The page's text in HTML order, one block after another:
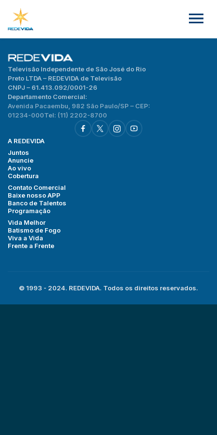
Televisão Independente de São José do Rio
Preto LTDA – REDEVIDA de Televisão
CNPJ – 61.413.092/0001-26
Departamento Comercial:
Avenida Pacaembu, 982 São Paulo/SP – CEP:
01234-000Tel: (11) 2202-8700
A REDEVIDA
Juntos
Anuncie
Ao vivo
Cobertura
Contato Comercial
Baixe nosso APP
Banco de Talentos
Programação
Vida Melhor
Batismo de Fogo
Viva a Vida
Frente a Frente
© 1993 - 2024. REDEVIDA. Todos os direitos reservados.